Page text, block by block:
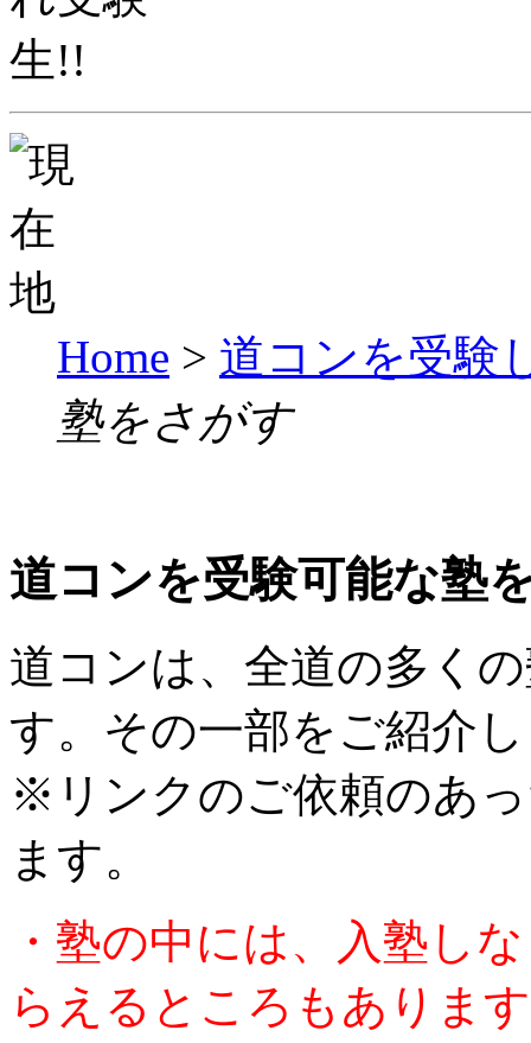
Home > 道コンを受験
塾をさがす
道コンを受験可能な塾
道コンは、全道の多く
す。その一部をご紹介
※リンクのご依頼のあ
ます。
・塾の中には、入塾し
らえるところもありま